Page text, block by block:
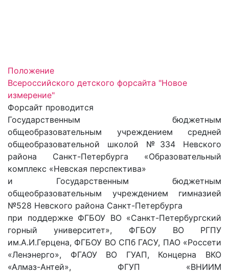
Положение
Всероссийского детского форсайта "Новое
измерение"
Форсайт проводится
Государственным бюджетным
общеобразовательным учреждением средней
общеобразовательной школой №334 Невского
района Санкт-Петербурга «Образовательный
комплекс «Невская перспектива»
и Государственным бюджетным
общеобразовательным учреждением гимназией
№528 Невского района Санкт-Петербурга
при поддержке ФГБОУ ВО «Санкт-Петербургский
горный университет», ФГБОУ ВО РГПУ
им.А.И.Герцена, ФГБОУ ВО СПб ГАСУ, ПАО «Россети
«Ленэнерго», ФГАОУ ВО ГУАП, Концерна ВКО
«Алмаз-Антей», ФГУП «ВНИИМ